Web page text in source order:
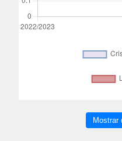
Mostrar